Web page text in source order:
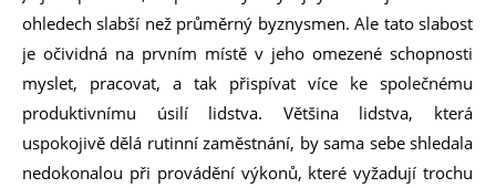
ohledech slabší než průměrný byznysmen. Ale tato slabost
je očividná na prvním místě v jeho omezené schopnosti
myslet, pracovat, a tak přispívat více ke společnému
produktivnímu úsilí lidstva. Většina lidstva, která
uspokojivě dělá rutinní zaměstnání, by sama sebe shledala
nedokonalou při provádění výkonů, které vyžadují trochu